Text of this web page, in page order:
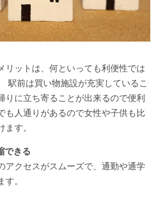
リットは、何といっても利便性では
駅前は買い物施設が充実しているこ
りに立ち寄ることが出来るので便利
も人通りがあるので女性や子供も比
す。
できる
アクセスがスムーズで、通勤や通学
。